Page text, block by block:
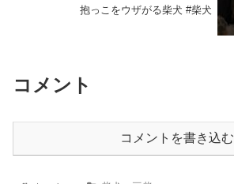
抱っこをウザがる柴犬 #柴犬
コメント
コメントを書き込む